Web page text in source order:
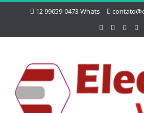
12 99659-0473 Whats